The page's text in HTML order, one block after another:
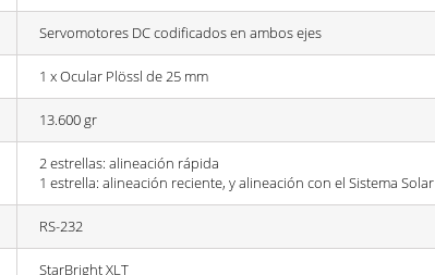
Servomotores DC codificados en ambos ejes
1 x Ocular Plössl de 25 mm
13.600 gr
2 estrellas: alineación rápida
1 estrella: alineación reciente, y alineación con el Sistema Solar
RS-232
StarBright XLT